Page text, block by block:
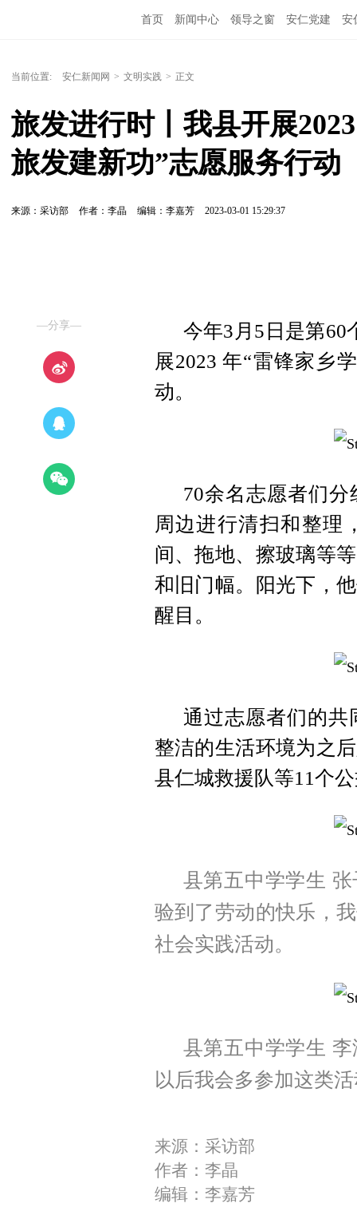
首页 新闻中心 领导之窗 安仁党建 安
当前位置: 安仁新闻网 > 文明实践 > 正文
旅发进行时丨我县开展
旅发建新功”志愿服务行动
来源：采访部 作者：李晶 编辑：李嘉芳 2023-03-01 15:29:37
—分享—
今年3月5日是第60
展2023 年“雷锋家乡
动。
70余名志愿者们
周边进行清扫和整理
间、拖地、擦玻璃等
和旧门幅。阳光下，
醒目。
通过志愿者们的共
整洁的生活环境为之
县仁城救援队等11个
县第五中学学生
验到了劳动的快乐，
社会实践活动。
县第五中学学生
以后我会多参加这类
来源：采访部
作者：李晶
编辑：李嘉芳